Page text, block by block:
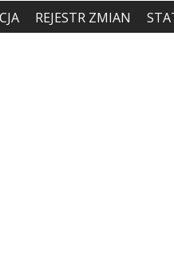
REJESTR ZMIAN